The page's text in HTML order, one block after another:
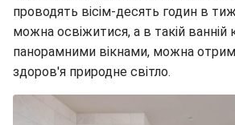
проводять вісім-десять годин в
можна освіжитися, а в такій ванній
панорамними вікнами, можна
здоров'я природне світло.